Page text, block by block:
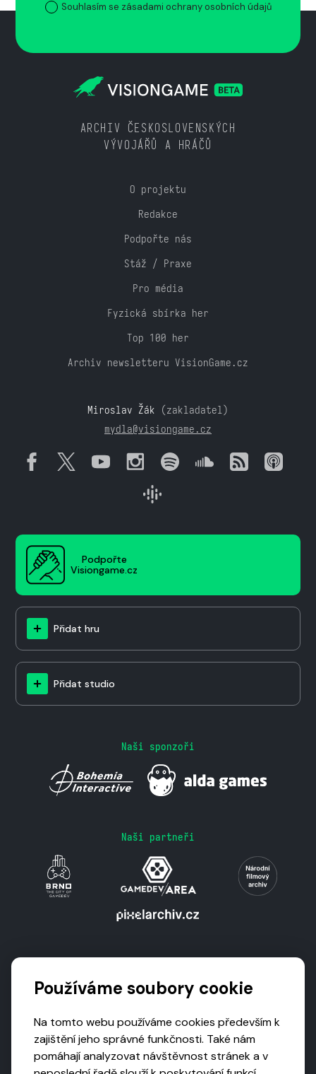
Souhlasím se zásadami ochrany osobních údajů
ARCHIV ČESKOSLOVENSKÝCH
VÝVOJÁŘŮ A HRÁČŮ
O projektu
Redakce
Podpořte nás
Stáž / Praxe
Pro média
Fyzická sbírka her
Top 100 her
Archiv newsletteru VisionGame.cz
Miroslav Žák (zakladatel)
mydla@visiongame.cz
Podpořte
Visiongame.cz
Přidat hru
Přidat studio
Naši sponzoři
Naši partneři
Používáme soubory cookie
Na tomto webu používáme cookies především k
zajištění jeho správné funkčnosti. Také nám
pomáhají analyzovat návštěvnost stránek a v